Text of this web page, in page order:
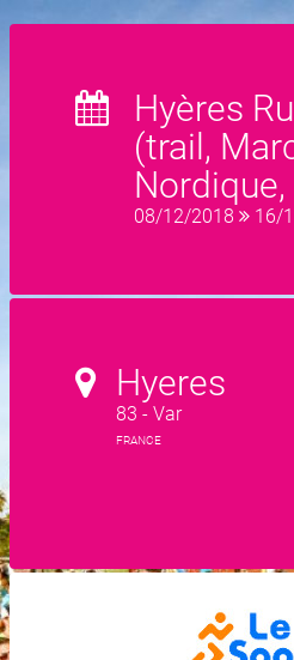
Hyères
(trail,
Nordique,
08/12/2018 16/
Hyeres
83 - Var
FRANCE